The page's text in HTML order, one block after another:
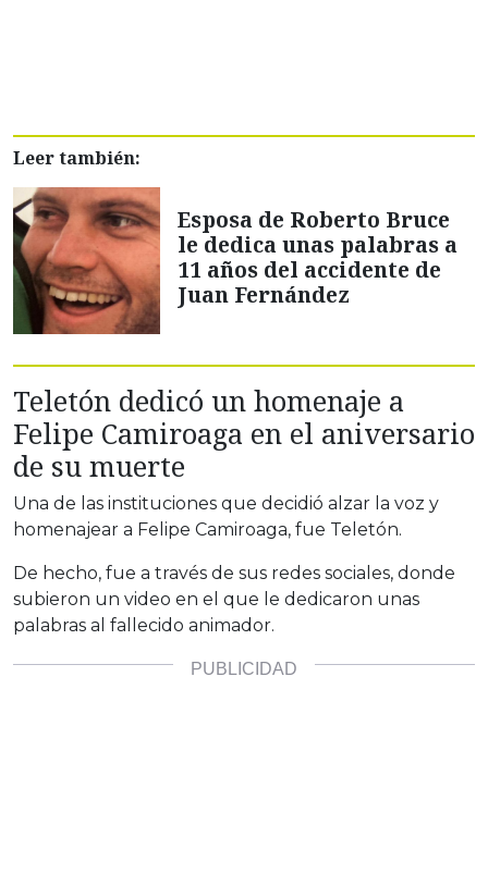
Leer también:
Esposa de Roberto Bruce
le dedica unas palabras a
11 años del accidente de
Juan Fernández
Teletón dedicó un homenaje a
Felipe Camiroaga en el aniversario
de su muerte
Una de las instituciones que decidió alzar la voz y
homenajear a Felipe Camiroaga, fue Teletón.
De hecho, fue a través de sus redes sociales, donde
subieron un video en el que le dedicaron unas
palabras al fallecido animador.